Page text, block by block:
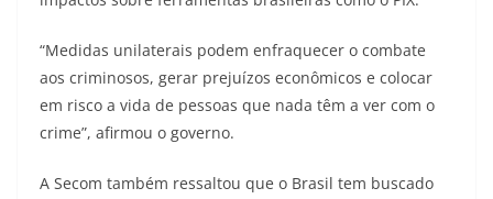
“Medidas unilaterais podem enfraquecer o combate
aos criminosos, gerar prejuízos econômicos e colocar
em risco a vida de pessoas que nada têm a ver com o
crime”, afirmou o governo.
A Secom também ressaltou que o Brasil tem buscado